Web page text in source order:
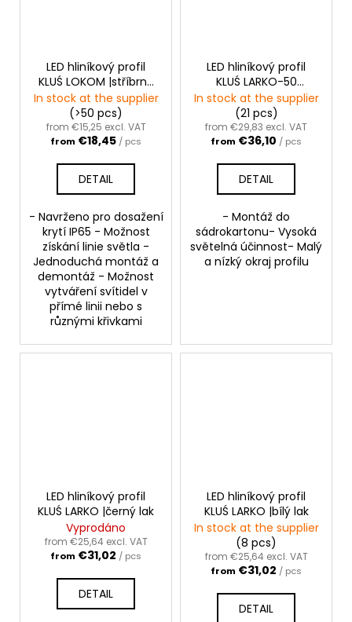
LED hliníkový profil
KLUŚ LOKOM |stříbrná
anoda
In stock at the supplier
(>50 pcs)
from €15,25 excl. VAT
from €18,45 / pcs
DETAIL
- Navrženo pro dosažení
krytí IP65 - Možnost
získání linie světla -
Jednoduchá montáž a
demontáž - Možnost
vytváření svítidel v
přímé linii nebo s
různými křivkami
LED hliníkový profil
KLUŚ LARKO-50
|stříbrná anoda
In stock at the supplier
(21 pcs)
from €29,83 excl. VAT
from €36,10 / pcs
DETAIL
- Montáž do
sádrokartonu- Vysoká
světelná účinnost- Malý
a nízký okraj profilu
LED hliníkový profil
KLUŚ LARKO |černý lak
Vyprodáno
from €25,64 excl. VAT
from €31,02 / pcs
DETAIL
LED hliníkový profil
KLUŚ LARKO |bílý lak
In stock at the supplier
(8 pcs)
from €25,64 excl. VAT
from €31,02 / pcs
DETAIL